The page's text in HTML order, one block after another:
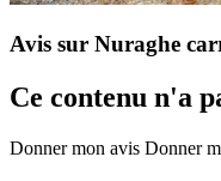
Avis sur Nuraghe
Ce contenu n'a
Donner mon avis Donner